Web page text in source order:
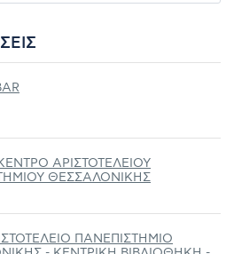
ΑΡΙΣΤΟΤΕΛΕΙΟΥ
ΘΕΣΣΑΛΟΝΙΚΗΣ
ΠΑΝΕΠΙΣΤΗΜΙΟ